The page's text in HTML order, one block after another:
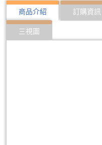
商品介紹 訂購資訊
三視圖